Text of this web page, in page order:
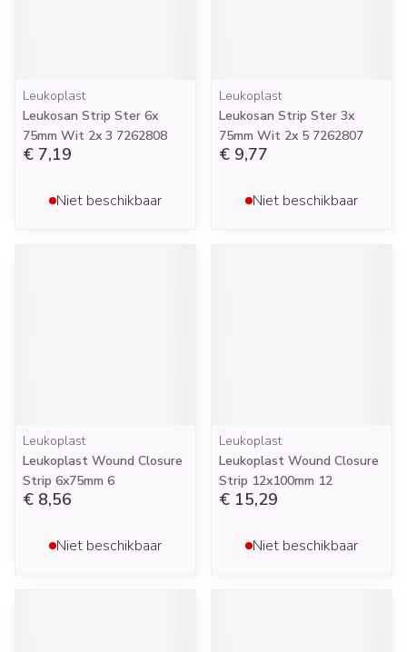
Leukoplast
Leukosan Strip Ster 6x
75mm Wit 2x 3 7262808
€ 7,19
Niet beschikbaar
Leukoplast
Leukosan Strip Ster 3x
75mm Wit 2x 5 7262807
€ 9,77
Niet beschikbaar
Leukoplast
Leukoplast Wound Closure
Strip 6x75mm 6
€ 8,56
Niet beschikbaar
Leukoplast
Leukoplast Wound Closure
Strip 12x100mm 12
€ 15,29
Niet beschikbaar